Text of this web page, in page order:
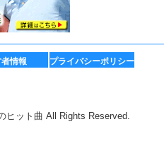
情報 プライバシーポリシー
ヒット曲 All Rights Reserved.